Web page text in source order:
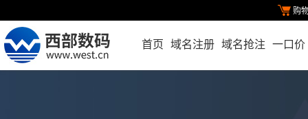
购
首页 域名注册 域名抢注 一口价